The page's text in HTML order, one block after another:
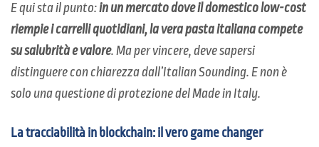
E qui sta il punto:in un mercato dove il domestico low-cost
riempie i carrelli quotidiani, la vera pasta italiana compete
su salubrità e valore. Ma per vincere, deve sapersi
distinguere con chiarezza dall’Italian Sounding. E non è
solo una questione di protezione del Made in Italy.
La tracciabilità in blockchain: il vero game changer